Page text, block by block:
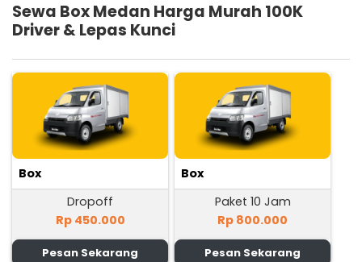
Sewa Box Medan Harga Murah 100K
Driver & Lepas Kunci
Box
Dropoff
Rp 450.000
Pesan Sekarang
Box
Paket 10 Jam
Rp 800.000
Pesan Sekarang